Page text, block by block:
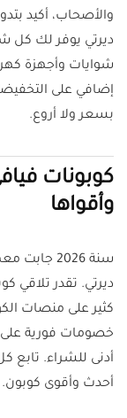
والأصحاب، أكيد
ديرتي يوفر لك كل
إضافي على
بسعر ولا أروع.
وأقواها
سنة 2026
كثير على منصات
خصومات فورية
أدنى للشراء.
أحدث وأقوى كوبون.